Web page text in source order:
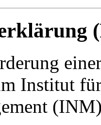
Institut